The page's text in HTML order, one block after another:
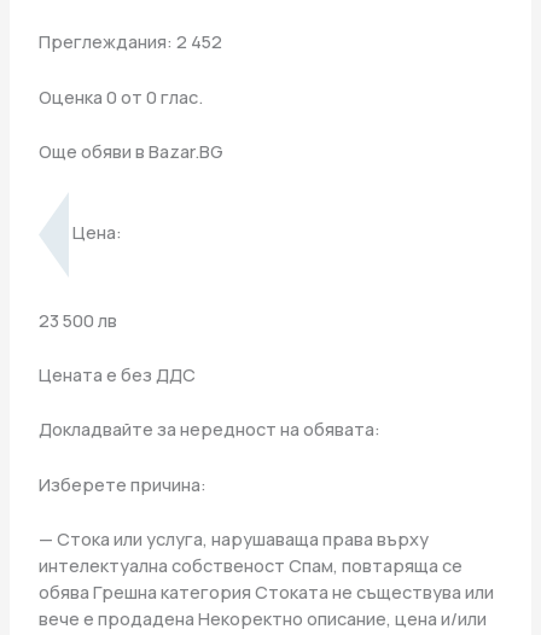
Преглеждания: 2 452
Оценка 0 от 0 глас.
Още обяви в Bazar.BG
Цена:
23 500 лв
Цената е без ДДС
Докладвайте за нередност на обявата:
Изберете причина:
— Стока или услуга, нарушаваща права върху
интелектуална собственост Спам, повтаряща се
обява Грешна категория Стоката не съществува или
вече е продадена Некоректно описание, цена и/или